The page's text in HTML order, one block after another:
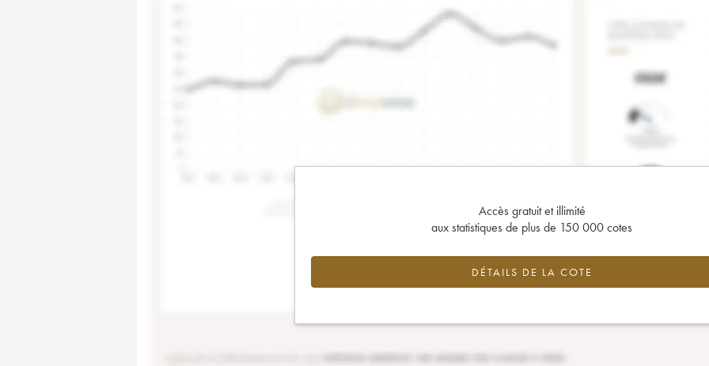
Accès gratuit et illimité
aux statistiques de plus de 150 000 cotes
DÉTAILS DE LA COTE